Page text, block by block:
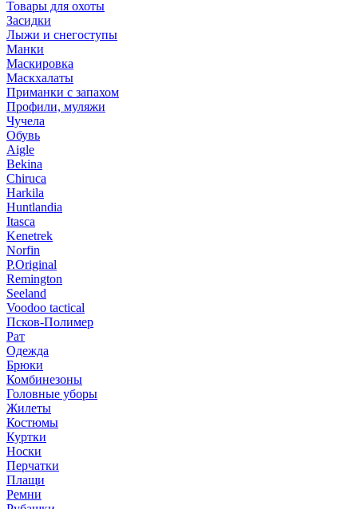
Товары для охоты
Засидки
Лыжи и снегоступы
Манки
Маскировка
Маскхалаты
Приманки с запахом
Профили, муляжи
Чучела
Обувь
Aigle
Bekina
Chiruсa
Harkila
Huntlandia
Itasca
Kenetrek
Norfin
P.Original
Remington
Seeland
Voodoo tactical
Псков-Полимер
Рат
Одежда
Брюки
Комбинезоны
Головные уборы
Жилеты
Костюмы
Куртки
Носки
Перчатки
Плащи
Ремни